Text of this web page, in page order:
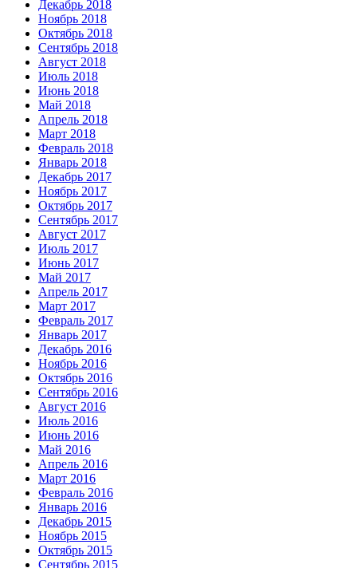
Декабрь 2018
Ноябрь 2018
Октябрь 2018
Сентябрь 2018
Август 2018
Июль 2018
Июнь 2018
Май 2018
Апрель 2018
Март 2018
Февраль 2018
Январь 2018
Декабрь 2017
Ноябрь 2017
Октябрь 2017
Сентябрь 2017
Август 2017
Июль 2017
Июнь 2017
Май 2017
Апрель 2017
Март 2017
Февраль 2017
Январь 2017
Декабрь 2016
Ноябрь 2016
Октябрь 2016
Сентябрь 2016
Август 2016
Июль 2016
Июнь 2016
Май 2016
Апрель 2016
Март 2016
Февраль 2016
Январь 2016
Декабрь 2015
Ноябрь 2015
Октябрь 2015
Сентябрь 2015